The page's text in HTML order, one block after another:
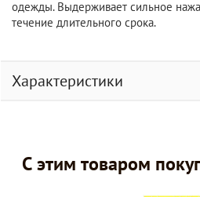
одежды. Выдерживает сильное
течение длительного срока.
Характеристики
С этим товаром